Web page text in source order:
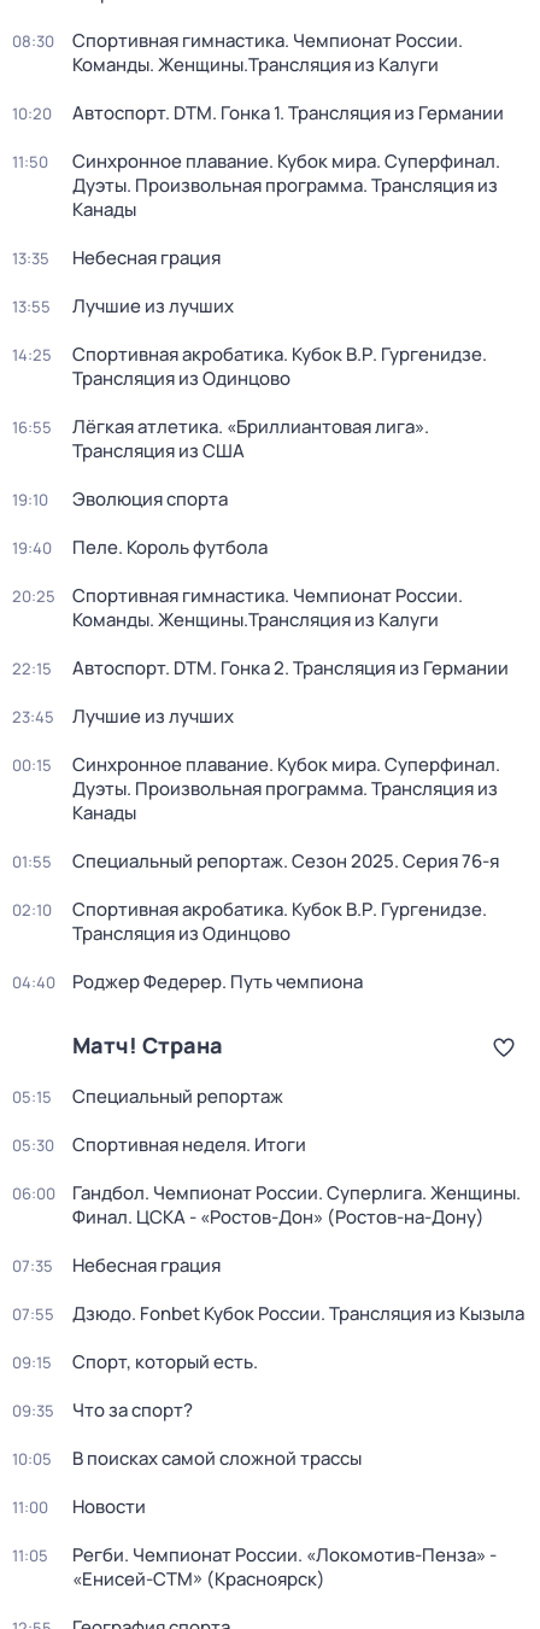
08:30
Спортивная гимнастика. Чемпионат России.
Команды. Женщины.Трансляция из Калуги
10:20 Автоспорт. DTM. Гонка 1. Трансляция из Германии
11:50
Синхронное плавание. Кубок мира. Суперфинал.
Дуэты. Произвольная программа. Трансляция из
Канады
13:35 Небесная грация
13:55 Лучшие из лучших
14:25
Спортивная акробатика. Кубок В.Р. Гургенидзе.
Трансляция из Одинцово
16:55
Лёгкая атлетика. «Бриллиантовая лига».
Трансляция из США
19:10 Эволюция спорта
19:40 Пеле. Король футбола
20:25
Спортивная гимнастика. Чемпионат России.
Команды. Женщины.Трансляция из Калуги
22:15 Автоспорт. DTM. Гонка 2. Трансляция из Германии
23:45 Лучшие из лучших
00:15
Синхронное плавание. Кубок мира. Суперфинал.
Дуэты. Произвольная программа. Трансляция из
Канады
01:55 Специальный репортаж. Сезон 2025. Серия 76-я
02:10
Спортивная акробатика. Кубок В.Р. Гургенидзе.
Трансляция из Одинцово
04:40 Роджер Федерер. Путь чемпиона
Матч! Страна
05:15 Специальный репортаж
05:30 Спортивная неделя. Итоги
06:00
Гандбол. Чемпионат России. Суперлига. Женщины.
Финал. ЦСКА - «Ростов-Дон» (Ростов-на-Дону)
07:35 Небесная грация
07:55 Дзюдо. Fonbet Кубок России. Трансляция из Кызыла
09:15 Спорт, который есть.
09:35 Что за спорт?
10:05 В поисках самой сложной трассы
11:00 Новости
11:05
Регби. Чемпионат России. «Локомотив-Пенза» -
«Енисей-СТМ» (Красноярск)